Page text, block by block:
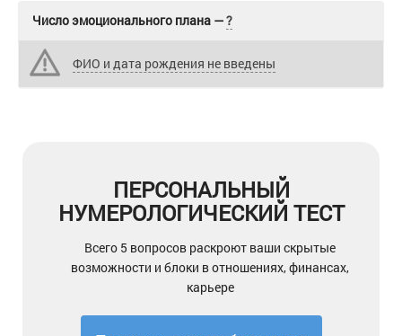
Число эмоционального плана —?
ФИО и дата рождения не введены
ПЕРСОНАЛЬНЫЙ
НУМЕРОЛОГИЧЕСКИЙ ТЕСТ
Всего 5 вопросов раскроют ваши скрытые
возможности и блоки в отношениях, финансах,
карьере